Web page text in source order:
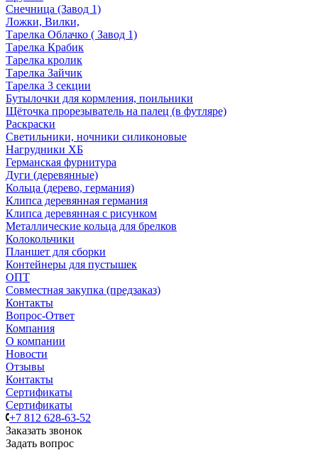
Снечница (Завод 1)
Ложки, Вилки,
Тарелка Облачко ( Завод 1)
Тарелка Крабик
Тарелка кролик
Тарелка Зайчик
Тарелка 3 секции
Бутылочки для кормления, поильники
Щёточка прорезыватель на палец (в футляре)
Раскраски
Светильники, ночники силиконовые
Нагрудники ХБ
Германская фурнитура
Дуги (деревянные)
Кольца (дерево, германия)
Клипса деревянная германия
Клипса деревянная с рисунком
Металлические кольца для брелков
Колокольчики
Планшет для сборки
Контейнеры для пустышек
ОПТ
Совместная закупка (предзаказ)
Контакты
Вопрос-Ответ
Компания
О компании
Новости
Отзывы
Контакты
Сертификаты
Сертификаты
+7 812 628-63-52
Заказать звонок
Задать вопрос